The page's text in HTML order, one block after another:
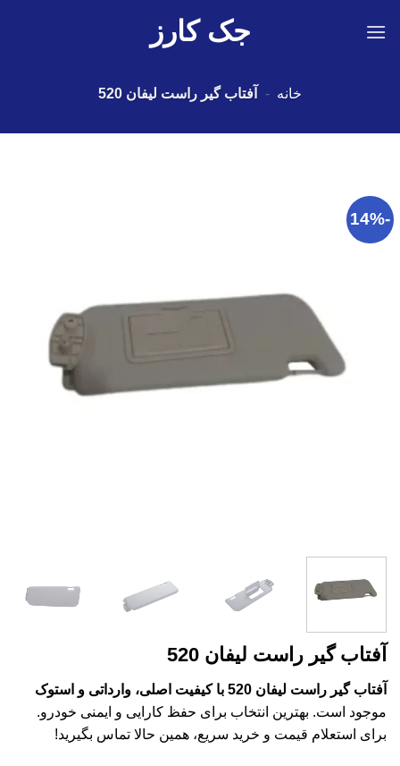
جک کارز
خانه - آفتاب گیر راست لیفان 520
-14%
آفتاب گیر راست لیفان 520
آفتاب گیر راست لیفان 520 با کیفیت اصلی، وارداتی و استوک
موجود است. بهترین انتخاب برای حفظ کارایی و ایمنی خودرو.
برای استعلام قیمت و خرید سریع، همین حالا تماس بگیرید!